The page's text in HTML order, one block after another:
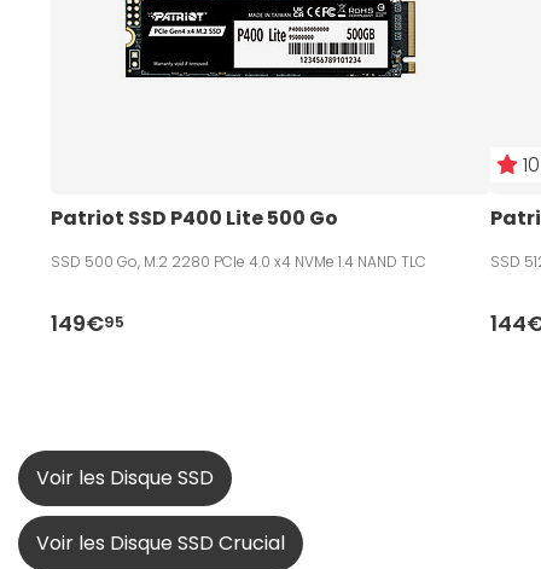
Patriot SSD P400 Lite 500 Go
SSD 500 Go, M.2 2280 PCIe 4.0 x4 NVMe 1.4 NAND TLC
149€95
SSD
Voir les Disque SSD
Voir les Disque SSD Crucial